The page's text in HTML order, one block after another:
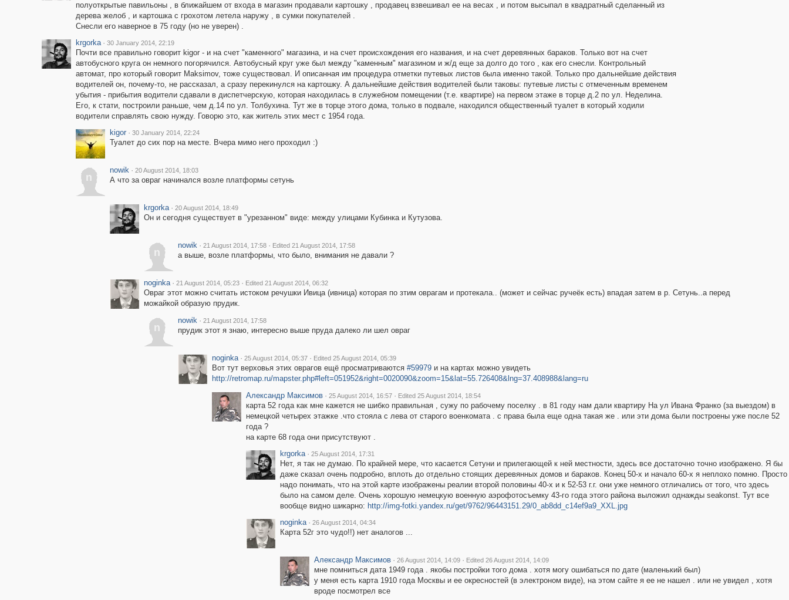
полуоткрытые павильоны , в ближайшем от входа в магазин продавали картошку , продавец взвешивал ее на весах , и потом высыпал в квадратный сделанный из
дерева желоб , и картошка с грохотом летела наружу , в сумки покупателей .
Снесли его наверное в 75 году (но не уверен) .
krgorka · 30 January 2014, 22:19
Почти все правильно говорит kigor - и на счет "каменного" магазина, и на счет происхождения его названия, и на счет деревянных бараков. Только вот на счет
автобусного круга он немного погорячился. Автобусный круг уже был между "каменным" магазином и ж/д еще за долго до того , как его снесли. Контрольный
автомат, про который говорит Maksimov, тоже существовал. И описанная им процедура отметки путевых листов была именно такой. Только про дальнейшие действия
водителей он, почему-то, не рассказал, а сразу перекинулся на картошку. А дальнейшие действия водителей были таковы: путевые листы с отмеченным временем
убытия - прибытия водители сдавали в диспетчерскую, которая находилась в служебном помещении (т.е. квартире) на первом этаже в торце д.2 по ул. Неделина.
Его, к стати, построили раньше, чем д.14 по ул. Толбухина. Тут же в торце этого дома, только в подвале, находился общественный туалет в который ходили
водители справлять свою нужду. Говорю это, как житель этих мест с 1954 года.
kigor · 30 January 2014, 22:24
Туалет до сих пор на месте. Вчера мимо него проходил :)
n
nowik · 20 August 2014, 18:03
А что за овраг начинался возле платформы сетунь
krgorka · 20 August 2014, 18:49
Он и сегодня существует в "урезанном" виде: между улицами Кубинка и Кутузова.
n
nowik · 21 August 2014, 17:58 · Edited 21 August 2014, 17:58
а выше, возле платформы, что было, внимания не давали ?
noginka · 21 August 2014, 05:23 · Edited 21 August 2014, 06:32
Овраг этот можно считать истоком речушки Ивица (ивница) которая по зтим оврагам и протекала.. (может и сейчас ручеёк есть) впадая затем в р. Сетунь..а перед
можайкой образую прудик.
n
nowik · 21 August 2014, 17:58
прудик этот я знаю, интересно выше пруда далеко ли шел овраг
noginka · 25 August 2014, 05:37 · Edited 25 August 2014, 05:39
Вот тут верховья этих оврагов ещё просматриваются #59979и на картах можно увидеть
http://retromap.ru/mapster.php#left=051952&right=0020090&zoom=15&lat=55.726408&lng=37.408988&lang=ru
Александр Максимов · 25 August 2014, 16:57 · Edited 25 August 2014, 18:54
карта 52 года как мне кажется не шибко правильная , сужу по рабочему поселку . в 81 году нам дали квартиру На ул Ивана Франко (за выездом) в
немецкой четырех этажке .что стояла с лева от старого военкомата . с права была еще одна такая же . или эти дома были построены уже после 52
года ?
на карте 68 года они присутствуют .
krgorka · 25 August 2014, 17:31
Нет, я так не думаю. По крайней мере, что касается Сетуни и прилегающей к ней местности, здесь все достаточно точно изображено. Я бы
даже сказал очень подробно, вплоть до отдельно стоящих деревянных домов и бараков. Конец 50-х и начало 60-х я неплохо помню. Просто
надо понимать, что на этой карте изображены реалии второй половины 40-х и к 52-53 г.г. они уже немного отличались от того, что здесь
было на самом деле. Очень хорошую немецкую военную аэрофотосъемку 43-го года этого района выложил однажды seakonst. Тут все
вообще видно шикарно: http://img-fotki.yandex.ru/get/9762/96443151.29/0_ab8dd_c14ef9a9_XXL.jpg
noginka · 26 August 2014, 04:34
Карта 52г это чудо!!) нет аналогов ...
Александр Максимов · 26 August 2014, 14:09 · Edited 26 August 2014, 14:09
мне помниться дата 1949 года . якобы постройки того дома . хотя могу ошибаться по дате (маленький был)
у меня есть карта 1910 года Москвы и ее окресностей (в электроном виде), на этом сайте я ее не нашел . или не увидел , хотя
вроде посмотрел все